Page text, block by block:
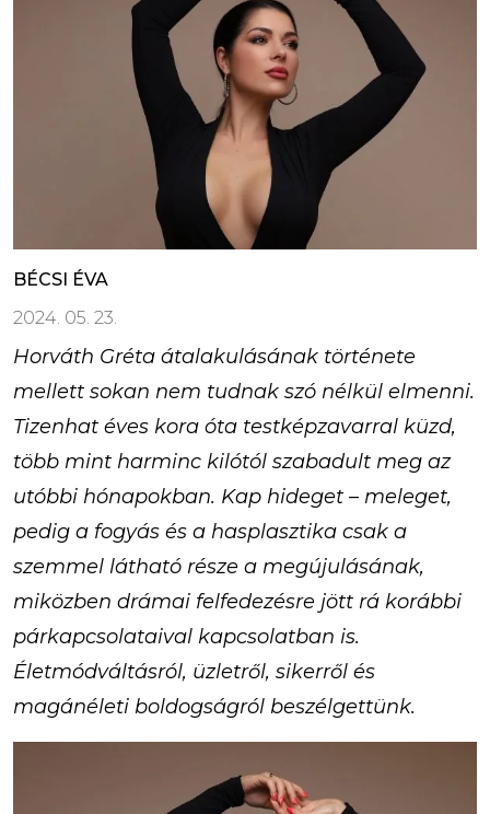
BÉCSI ÉVA
2024. 05. 23.
Horváth Gréta átalakulásának története
mellett sokan nem tudnak szó nélkül elmenni.
Tizenhat éves kora óta testképzavarral küzd,
több mint harminc kilótól szabadult meg az
utóbbi hónapokban. Kap hideget – meleget,
pedig a fogyás és a hasplasztika csak a
szemmel látható része a megújulásának,
miközben drámai felfedezésre jött rá korábbi
párkapcsolataival kapcsolatban is.
Életmódváltásról, üzletről, sikerről és
magánéleti boldogságról beszélgettünk.